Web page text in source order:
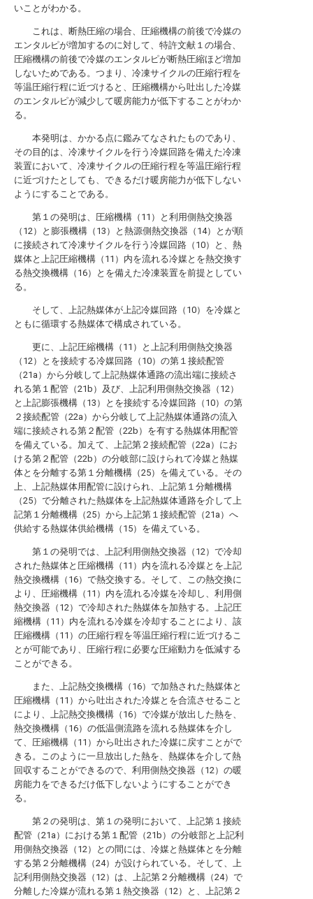
いことがわかる。
これは、断熱圧縮の場合、圧縮機構の前後で冷媒の
エンタルピが増加するのに対して、特許文献１の場合、
圧縮機構の前後で冷媒のエンタルピが断熱圧縮ほど増加
しないためである。つまり、冷凍サイクルの圧縮行程を
等温圧縮行程に近づけると、圧縮機構から吐出した冷媒
のエンタルピが減少して暖房能力が低下することがわか
る。
本発明は、かかる点に鑑みてなされたものであり、
その目的は、冷凍サイクルを行う冷媒回路を備えた冷凍
装置において、冷凍サイクルの圧縮行程を等温圧縮行程
に近づけたとしても、できるだけ暖房能力が低下しない
ようにすることである。
第１の発明は、圧縮機構（11）と利用側熱交換器
（12）と膨張機構（13）と熱源側熱交換器（14）とが順
に接続されて冷凍サイクルを行う冷媒回路（10）と、熱
媒体と上記圧縮機構（11）内を流れる冷媒とを熱交換す
る熱交換機構（16）とを備えた冷凍装置を前提としてい
る。
そして、上記熱媒体が上記冷媒回路（10）を冷媒と
ともに循環する熱媒体で構成されている。
更に、上記圧縮機構（11）と上記利用側熱交換器
（12）とを接続する冷媒回路（10）の第１接続配管
（21a）から分岐して上記熱媒体通路の流出端に接続さ
れる第１配管（21b）及び、上記利用側熱交換器（12）
と上記膨張機構（13）とを接続する冷媒回路（10）の第
２接続配管（22a）から分岐して上記熱媒体通路の流入
端に接続される第２配管（22b）を有する熱媒体用配管
を備えている。加えて、上記第２接続配管（22a）にお
ける第２配管（22b）の分岐部に設けられて冷媒と熱媒
体とを分離する第１分離機構（25）を備えている。その
上、上記熱媒体用配管に設けられ、上記第１分離機構
（25）で分離された熱媒体を上記熱媒体通路を介して上
記第１分離機構（25）から上記第１接続配管（21a）へ
供給する熱媒体供給機構（15）を備えている。
第１の発明では、上記利用側熱交換器（12）で冷却
された熱媒体と圧縮機構（11）内を流れる冷媒とを上記
熱交換機構（16）で熱交換する。そして、この熱交換に
より、圧縮機構（11）内を流れる冷媒を冷却し、利用側
熱交換器（12）で冷却された熱媒体を加熱する。上記圧
縮機構（11）内を流れる冷媒を冷却することにより、該
圧縮機構（11）の圧縮行程を等温圧縮行程に近づけるこ
とが可能であり、圧縮行程に必要な圧縮動力を低減する
ことができる。
また、上記熱交換機構（16）で加熱された熱媒体と
圧縮機構（11）から吐出された冷媒とを合流させること
により、上記熱交換機構（16）で冷媒が放出した熱を、
熱交換機構（16）の低温側流路を流れる熱媒体を介し
て、圧縮機構（11）から吐出された冷媒に戻すことがで
きる。このように一旦放出した熱を、熱媒体を介して熱
回収することができるので、利用側熱交換器（12）の暖
房能力をできるだけ低下しないようにすることができ
る。
第２の発明は、第１の発明において、上記第１接続
配管（21a）における第１配管（21b）の分岐部と上記利
用側熱交換器（12）との間には、冷媒と熱媒体とを分離
する第２分離機構（24）が設けられている。そして、上
記利用側熱交換器（12）は、上記第２分離機構（24）で
分離した冷媒が流れる第１熱交換器（12）と、上記第２